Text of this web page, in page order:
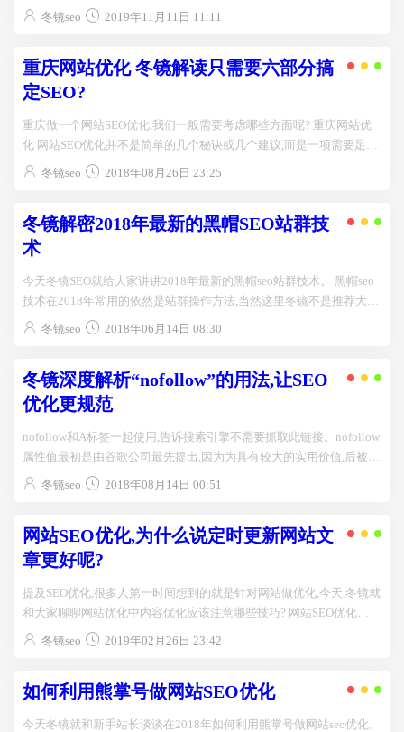
里教你学习SEO优化技术。QQ：33731790...
冬镜seo 2019年11月11日 11:11
重庆网站优化 冬镜解读只需要六部分搞
定SEO?
重庆做一个网站SEO优化,我们一般需要考虑哪些方面呢? 重庆网站优
化 网站SEO优化并不是简单的几个秘诀或几个建议,而是一项需要足够
耐心...
冬镜seo 2018年08月26日 23:25
冬镜解密2018年最新的黑帽SEO站群技
术
今天冬镜SEO就给大家讲讲2018年最新的黑帽seo站群技术。 黑帽seo
技术在2018年常用的依然是站群操作方法,当然这里冬镜不是推荐大家
去用站群的方法去做网站,而是为...
冬镜seo 2018年06月14日 08:30
冬镜深度解析“nofollow”的用法,让SEO
优化更规范
nofollow和A标签一起使用,告诉搜索引擎不需要抓取此链接。nofollow
属性值最初是由谷歌公司最先提出,因为为具有较大的实用价值,后被
百...
冬镜seo 2018年08月14日 00:51
网站SEO优化,为什么说定时更新网站文
章更好呢?
提及SEO优化,很多人第一时间想到的就是针对网站做优化,今天,冬镜就
和大家聊聊网站优化中内容优化应该注意哪些技巧? 网站SEO优化
一、什么是网站优化? 网站优化很多...
冬镜seo 2019年02月26日 23:42
如何利用熊掌号做网站SEO优化
今天冬镜就和新手站长谈谈在2018年如何利用熊掌号做网站seo优化。